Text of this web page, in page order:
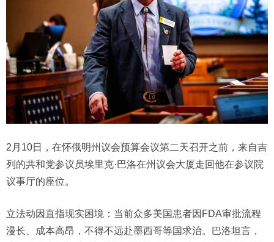
2月10日，在怀俄明州议会预算会议第二天召开之前，来自吉
列的共和党参议员埃里克·巴洛在州议会大厦走回他在参议院
议事厅的座位。
立法动因直指现实困境：当前众多美国患者因FDA审批流程
漫长、成本高昂，不得不远赴墨西哥等国求治。巴洛坦言，